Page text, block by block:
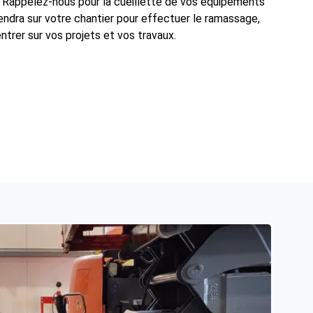
sur votre chantier pour effectuer le ramassage,
sur vos projets et vos travaux.